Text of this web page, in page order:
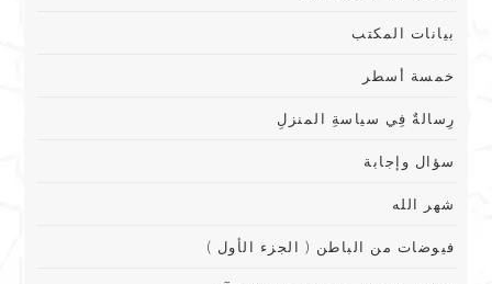
بيانات المكتب
خمسة أسطر
رِسالةٌ فِي سياسةِ المنزلِ
سؤال وإجابة
شهر الله
فيوضات من الباطن ( الجزء الأول )